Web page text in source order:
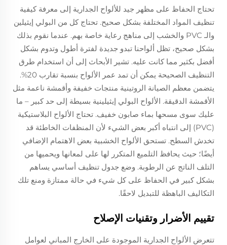
تحتاج الحفاظ على مظهر جيد للألواح الجدارية إلى معرفة كيفية
تنظيف المواد المختلفة بشكل صحيح. تحتاج كل من البولي إيثيلين
والـ PVC والخشب إلى مناهج رعاية خاصة بهم. عندما نقوم بذلك
بشكل صحيح، تظل ألواحنا تبدو جديدة لفترة أطول وتدوم بشكل
أفضل بكثير مما كانت عليه. تشير الأبحاث إلى أن استخدام طرق
التنظيف الصحيحة يمكن أن تمد عمر الألواح بنسبة تقارب 20%.
يتضمن معظم الصيانة الروتينية منتجات خفيفة وأقمشة ناعمة مثل
الأقمشة الدقيقة. الألواح البولي إيثيلينية بسيطة إلى حد كبير – ما
عليك سوى مسحها بماء صابون خفيف. تحتاج الألواح البلاستيكية
(PVC) إلى انتباه أكبر بعض الشيء لأن المنظفات الخاطئة قد
تخدش السطح. تستحق الألواح الخشبية بعض الاهتمام الإضافي
أيضًا؛ حيث يحافظ التلميع المتكرر لها على لمعانها ويحميها من
التلف الناتج عن الرطوبة. وضع جدول تنظيف أساسي يساهم
بشكل كبير في الحفاظ على كل شيء في حالة ممتازة ومنع تلك
التكاليف الباهظة للتبديل لاحقًا.
تقييم الأضرار وتقنيات الإصلاح
تتعرض الألواح الجدارية الموجودة على الخارج المباني لعوامل